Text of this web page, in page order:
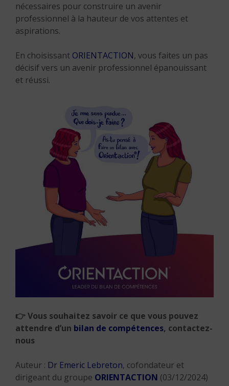
nécessaires pour construire un avenir
professionnel à la hauteur de vos attentes et
aspirations.
En choisissant ORIENTACTION, vous faites un pas
décisif vers un avenir professionnel épanouissant
et réussi.
👉Vous souhaitez savoir ce que vous pouvez
attendre d’un bilan de compétences, contactez-
nous
Auteur : Dr Emeric Lebreton, cofondateur et
dirigeant du groupe ORIENTACTION (03/12/2024)